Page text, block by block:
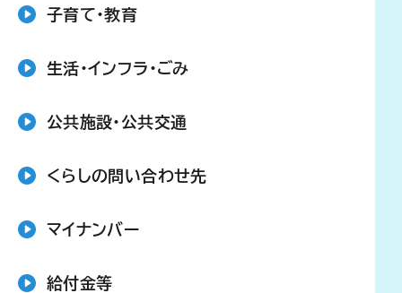
子育て・教育
生活・インフラ・ごみ
公共施設・公共交通
くらしの問い合わせ先
マイナンバー
給付金等